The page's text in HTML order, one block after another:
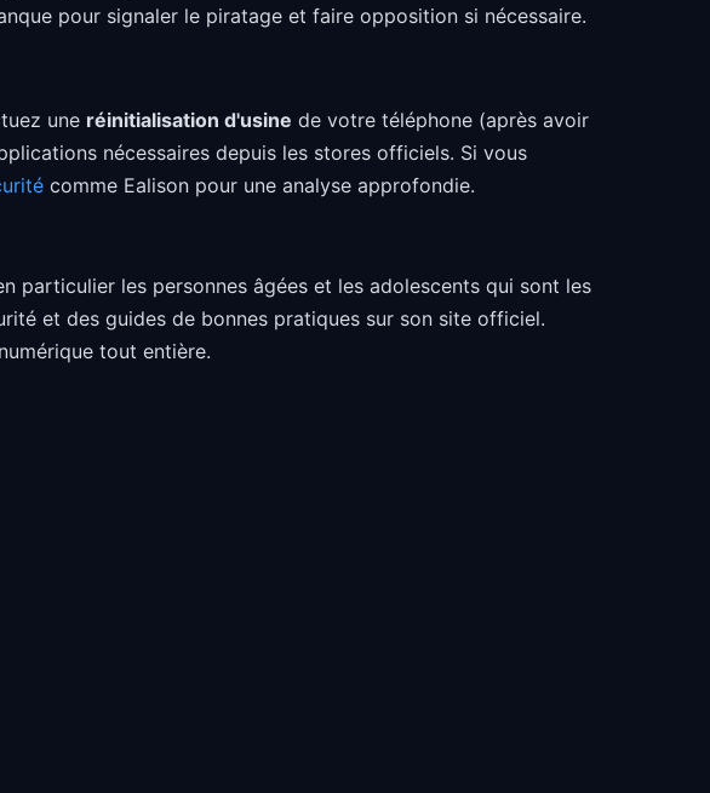
pour signaler le piratage et faire opposition si nécessaire.
une réinitialisation d'usine de votre téléphone (après avoir
nécessaires depuis les stores officiels. Si vous
comme Ealison pour une analyse approfondie.
particulier les personnes âgées et les adolescents qui sont les
et des guides de bonnes pratiques sur son site officiel.
tout entière.